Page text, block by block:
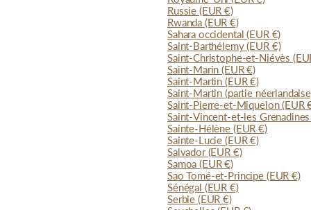
Russie (EUR €)
Rwanda (EUR €)
Sahara occidental(EUR €)
Saint-Barthélemy(EUR €)
Saint-Christophe-et-Niévès
Saint-Marin(EUR €)
Saint-Martin(EUR €)
Saint-Martin (partie
Saint-Pierre-et-Miquelon(EUR
Saint-Vincent-et-les
Sainte-Hélène (EUR €)
Sainte-Lucie(EUR €)
Salvador(EUR €)
Samoa(EUR €)
Sao Tomé-et-Principe (EUR €)
Sénégal (EUR €)
Serbie (EUR €)